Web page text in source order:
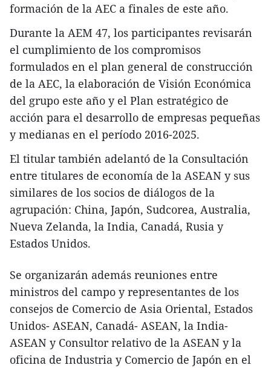
formación de la AEC a finales de este año.
Durante la AEM 47, los participantes revisarán
el cumplimiento de los compromisos
formulados en el plan general de construcción
de la AEC, la elaboración de Visión Económica
del grupo este año y el Plan estratégico de
acción para el desarrollo de empresas pequeñas
y medianas en el período 2016-2025.
El titular también adelantó de la Consultación
entre titulares de economía de la ASEAN y sus
similares de los socios de diálogos de la
agrupación: China, Japón, Sudcorea, Australia,
Nueva Zelanda, la India, Canadá, Rusia y
Estados Unidos.
Se organizarán además reuniones entre
ministros del campo y representantes de los
consejos de Comercio de Asia Oriental, Estados
Unidos- ASEAN, Canadá- ASEAN, la India-
ASEAN y Consultor relativo de la ASEAN y la
oficina de Industria y Comercio de Japón en el